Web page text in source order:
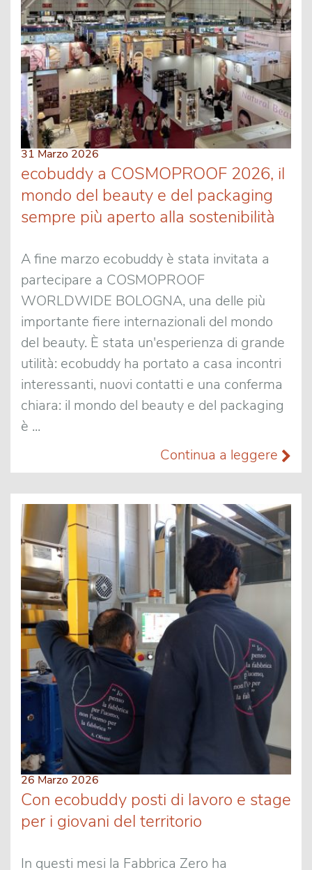
31 Marzo 2026
ecobuddy a COSMOPROOF 2026, il
mondo del beauty e del packaging
sempre più aperto alla sostenibilità
A fine marzo ecobuddy è stata invitata a
partecipare a COSMOPROOF
WORLDWIDE BOLOGNA, una delle più
importante fiere internazionali del mondo
del beauty. È stata un'esperienza di grande
utilità: ecobuddy ha portato a casa incontri
interessanti, nuovi contatti e una conferma
chiara: il mondo del beauty e del packaging
è ...
Continua a leggere
26 Marzo 2026
Con ecobuddy posti di lavoro e stage
per i giovani del territorio
In questi mesi la Fabbrica Zero ha